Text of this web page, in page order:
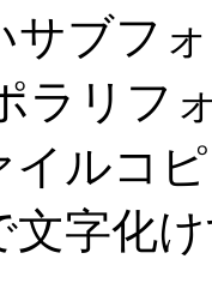
サブフ
ラリフ
ルコ
字化